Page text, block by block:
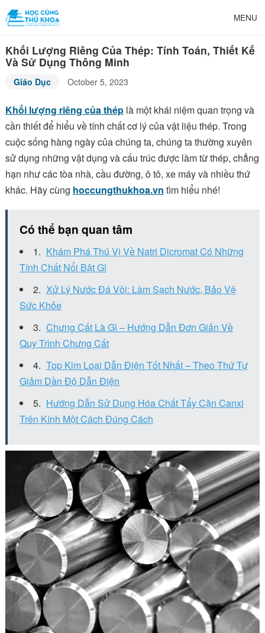
MENU
Khối Lượng Riêng Của Thép: Tính Toán, Thiết Kế
Và Sử Dụng Thông Minh
Giáo Dục October 5, 2023
Khối lượng riêng của théplà một khái niệm quan trọng và
cần thiết để hiểu về tính chất cơ lý của vật liệu thép. Trong
cuộc sống hàng ngày của chúng ta, chúng ta thường xuyên
sử dụng những vật dụng và cấu trúc được làm từ thép, chẳng
hạn như các tòa nhà, cầu đường, ô tô, xe máy và nhiều thứ
khác. Hãy cùng hoccungthukhoa.vn tìm hiểu nhé!
Có thể bạn quan tâm
Khám Phá Thú Vị Về Natri Dicromat Có Những
Tính Chất Nổi Bật Gì
Xử Lý Nước Đá Vôi: Làm Sạch Nước, Bảo Vệ
Sức Khỏe
Chưng Cất Là Gì – Hướng Dẫn Đơn Giản Về
Quy Trình Chưng Cất
Top Kim Loại Dẫn Điện Tốt Nhất – Theo Thứ Tự
Giảm Dần Độ Dẫn Điện
Hướng Dẫn Sử Dụng Hóa Chất Tẩy Cặn Canxi
Trên Kính Một Cách Đúng Cách